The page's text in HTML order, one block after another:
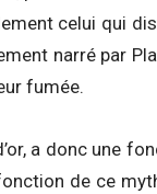
celui qui
narré par
fumée.
a donc une
de ce